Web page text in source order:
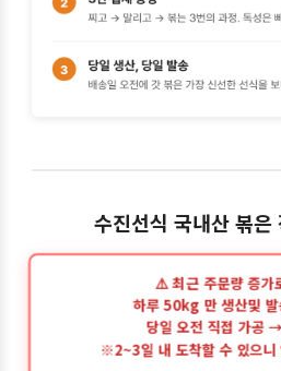
수진선식 국내산 볶은